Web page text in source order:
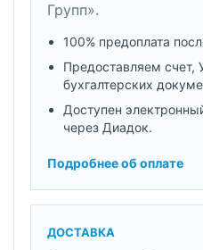
Групп».
100% предоплата
Предоставляем счет,
бухгалтерских
Доступен
через Диадок.
Подробнее об оплате
ДОСТАВКА